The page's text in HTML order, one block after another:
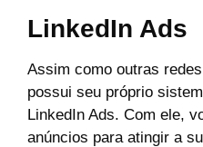
LinkedIn Ads
Assim como outras
possui seu próprio
LinkedIn Ads. Com ele,
anúncios para atingir a